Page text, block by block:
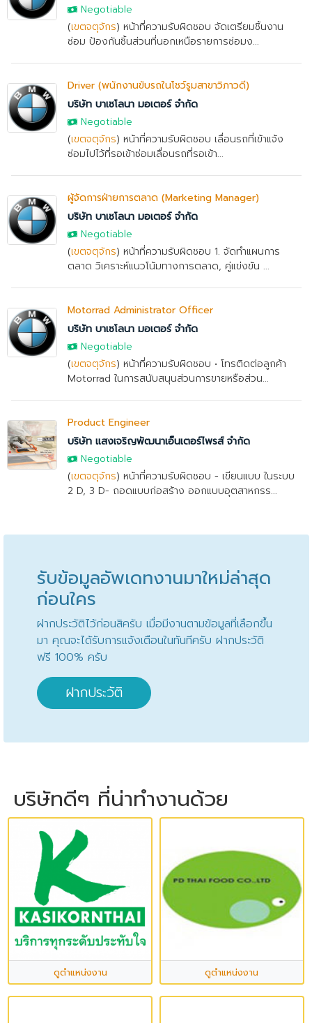
Negotiable
(เขตจตุจักร) หน้าที่ความรับผิดชอบ จัดเตรียมชิ้นงาน
ซ่อม ป้องกันชิ้นส่วนที่นอกเหนือรายการซ่อมง...
Driver (พนักงานขับรถในโชว์รูมสาขาวิภาวดี)
บริษัท บาเซโลนา มอเตอร์ จำกัด
Negotiable
(เขตจตุจักร) หน้าที่ความรับผิดชอบ เลื่อนรถที่เข้าแจ้ง
ซ่อมไปไว้ที่รอเข้าซ่อมเลื่อนรถที่รอเข้า...
ผู้จัดการฝ่ายการตลาด (Marketing Manager)
บริษัท บาเซโลนา มอเตอร์ จำกัด
Negotiable
(เขตจตุจักร) หน้าที่ความรับผิดชอบ 1. จัดทำแผนการ
ตลาด วิเคราะห์แนวโน้มทางการตลาด, คู่แข่งขัน ...
Motorrad Administrator Officer
บริษัท บาเซโลนา มอเตอร์ จำกัด
Negotiable
(เขตจตุจักร) หน้าที่ความรับผิดชอบ • โทรติดต่อลูกค้า
Motorrad ในการสนับสนุนส่วนการขายหรือส่วน...
Product Engineer
บริษัท แสงเจริญพัฒนาเอ็นเตอร์ไพรส์ จำกัด
Negotiable
(เขตจตุจักร) หน้าที่ความรับผิดชอบ - เขียนแบบ ในระบบ
2 D, 3 D- ถอดแบบก่อสร้าง ออกแบบอุตสาหกรร...
รับข้อมูลอัพเดทงานมาใหม่ล่าสุด
ก่อนใคร
ฝากประวัติไว้ก่อนสิครับ เมื่อมีงานตามข้อมูลที่เลือกขึ้น
มา คุณจะได้รับการแจ้งเตือนในทันทีครับ ฝากประวัติ
ฟรี 100% ครับ
ฝากประวัติ
บริษัทดีๆ ที่น่าทำงานด้วย
ดูตำแหน่งงาน ดูตำแหน่งงาน